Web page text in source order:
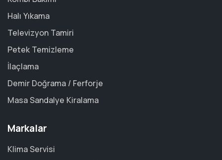
Halı Yıkama
Televizyon Tamiri
Petek Temizleme
İlaçlama
Demir Doğrama / Ferforje
Masa Sandalye Kiralama
Markalar
Klima Servisi